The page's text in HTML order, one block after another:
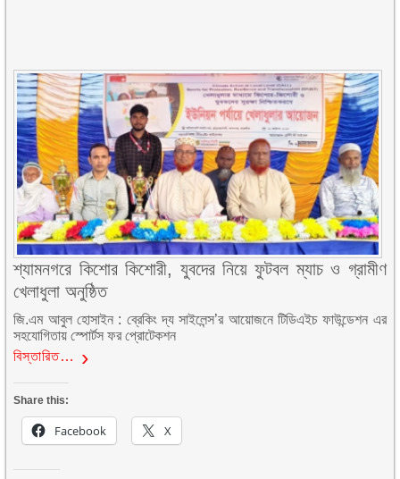
শ্যামনগরে কিশোর কিশোরী, যুবদের নিয়ে ফুটবল ম্যাচ ও গ্রামীণ
খেলাধুলা অনুষ্ঠিত
জি.এম আবুল হোসাইন : ব্রেকিং দ্য সাইলেন্স’র আয়োজনে টিডিএইচ ফাউন্ডেশন এর
সহযোগিতায় স্পোর্টস ফর প্রোটেকশন
বিস্তারিত…
Share this:
Facebook X